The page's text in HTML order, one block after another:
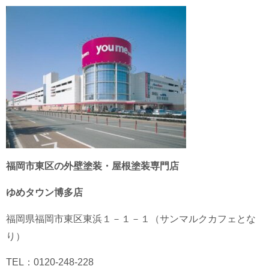
福岡市東区の外壁塗装・屋根塗装専門店
ゆめタウン博多店
福岡県福岡市東区東浜１－１－１（サンマルクカフェとな
り）
TEL：0120-248-228